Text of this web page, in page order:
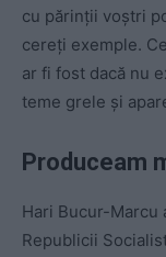
cu părinții voștri
cereți exemple.
ar fi fost dacă nu
teme grele și
Produceam
Hari Bucur-Marcu
Republicii